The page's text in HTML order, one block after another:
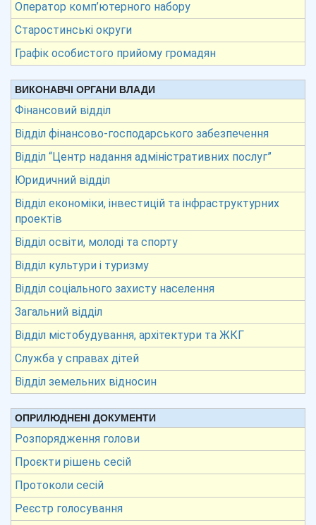
Оператор комп’ютерного набору
Старостинські округи
Графік особистого прийому громадян
ВИКОНАВЧІ ОРГАНИ ВЛАДИ
Фінансовий відділ
Відділ фінансово-господарського забезпечення
Відділ “Центр надання адміністративних послуг”
Юридичний відділ
Відділ економіки, інвестицій та інфраструктурних
проектів
Відділ освіти, молоді та спорту
Відділ культури і туризму
Відділ соціального захисту населення
Загальний відділ
Відділ містобудування, архітектури та ЖКГ
Служба у справах дітей
Відділ земельних відносин
ОПРИЛЮДНЕНІ ДОКУМЕНТИ
Розпорядження голови
Проєкти рішень сесій
Протоколи сесій
Реєстр голосування